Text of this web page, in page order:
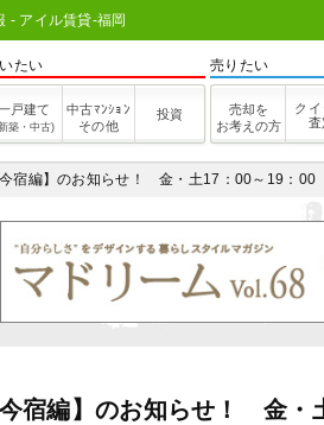
- アイル賃貸-福岡
たい
戸建て
築・中古)
中古ﾏﾝｼｮﾝ
その他
投資
売りたい
売却を
お考えの方
クイ
査
今宿編】のお知らせ！ 金・土17：00～19：
今宿編】のお知らせ！ 金